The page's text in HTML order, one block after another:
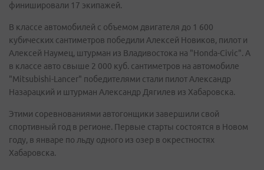
финишировали 17 экипажей.
В классе автомобилей с объемом двигателя до 1 600
кубических сантиметров победили Алексей Новиков, пилот и
Алексей Наумец, штурман из Владивостока на "Honda-Civic". А
в классе авто свыше 2 000 куб. сантиметров на автомобиле
"Mitsubishi-Lancer" победителями стали пилот Александр
Назарацкий и штурман Александр Дягилев из Хабаровска.
Этими соревнованиями автогонщики завершили свой
спортивный год в регионе. Первые старты состоятся в Новом
году, в январе по льду одного из озер в окрестностях
Хабаровска.